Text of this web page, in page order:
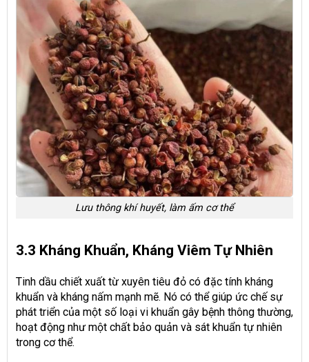
Lưu thông khí huyết, làm ấm cơ thể
3.3 Kháng Khuẩn, Kháng Viêm Tự Nhiên
Tinh dầu chiết xuất từ xuyên tiêu đỏ có đặc tính kháng
khuẩn và kháng nấm mạnh mẽ. Nó có thể giúp ức chế sự
phát triển của một số loại vi khuẩn gây bệnh thông thường,
hoạt động như một chất bảo quản và sát khuẩn tự nhiên
trong cơ thể.